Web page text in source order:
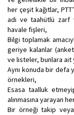
her çeşit kağıtlar,
adi ve taahütlü zarf
havale fişleri,
Bilgi toplamak
geriye kalanlar
ve listeler, bunlara ait
Aynı konuda bir defa
örnekleri,
Esasa taalluk
alınmasına yarayan
Bir örneği takip